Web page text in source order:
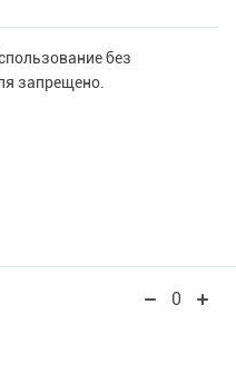
без
запрещено.
0